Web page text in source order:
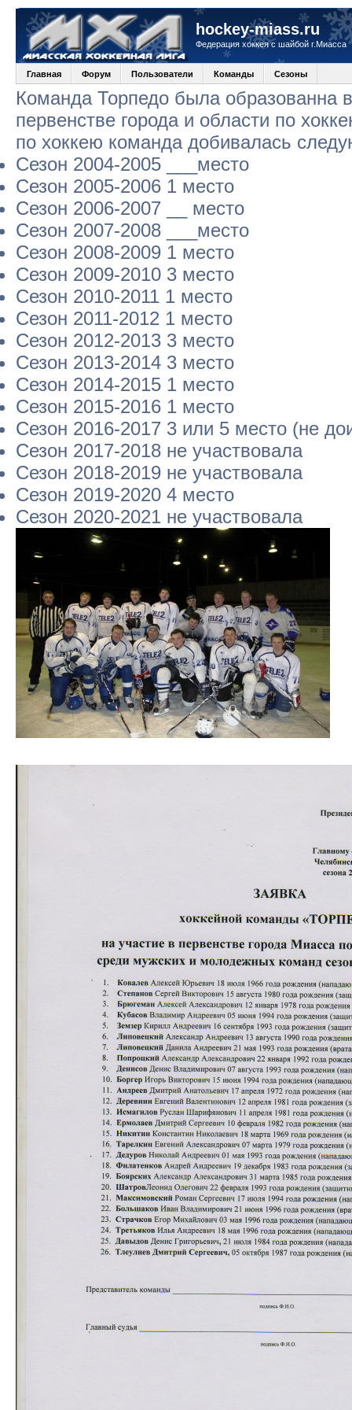
hockey-miass.ru
Федерация хоккея с шайбой г.Миасса
Главная Форум Пользователи Команды Сезоны
Команда Торпедо была образованна
первенстве города и области по
по хоккею команда добивалась
Сезон 2004-2005 ___место
Сезон 2005-2006 1 место
Сезон 2006-2007 __ место
Сезон 2007-2008 ___место
Сезон 2008-2009 1 место
Сезон 2009-2010 3 место
Сезон 2010-2011 1 место
Сезон 2011-2012 1 место
Сезон 2012-2013 3 место
Сезон 2013-2014 3 место
Сезон 2014-2015 1 место
Сезон 2015-2016 1 место
Сезон 2016-2017 3 или 5 место (не
Сезон 2017-2018 не участвовала
Сезон 2018-2019 не участвовала
Сезон 2019-2020 4 место
Сезон 2020-2021 не участвовала